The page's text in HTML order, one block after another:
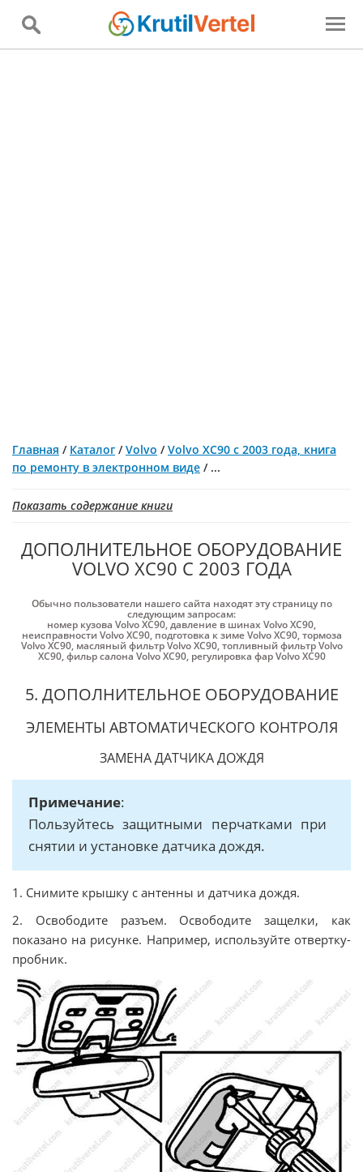
Главная / Каталог /Volvo /Volvo XC90 с 2003 года, книга
по ремонту в электронном виде / ...
Показать содержание книги
ДОПОЛНИТЕЛЬНОЕ ОБОРУДОВАНИЕ
VOLVO XC90 С 2003 ГОДА
Обычно пользователи нашего сайта находят эту страницу по
следующим запросам:
номер кузова Volvo XC90,давление в шинах Volvo XC90,
неисправности Volvo XC90, подготовка к зиме Volvo XC90,тормоза
Volvo XC90, масляный фильтр Volvo XC90,топливный фильтр Volvo
XC90,фильр салона Volvo XC90, регулировка фар Volvo XC90
5. ДОПОЛНИТЕЛЬНОЕ ОБОРУДОВАНИЕ
ЭЛЕМЕНТЫ АВТОМАТИЧЕСКОГО КОНТРОЛЯ
ЗАМЕНА ДАТЧИКА ДОЖДЯ
Примечание:
Пользуйтесь защитными перчатками при
снятии и установке датчика дождя.
1. Снимите крышку с антенны и датчика дождя.
2. Освободите разъем. Освободите защелки, как
показано на рисунке. Например, используйте отвертку-
пробник.